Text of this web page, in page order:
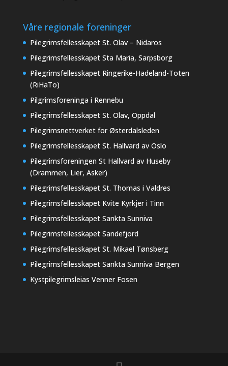
Våre regionale foreninger
Pilegrimsfellesskapet St. Olav – Nidaros
Pilegrimsfellesskapet Sta Maria, Sarpsborg
Pilegrimsfellesskapet Ringerike-Hadeland-Toten
(RiHaTo)
Pilgrimsforeninga i Rennebu
Pilegrimsfellesskapet St. Olav, Oppdal
Pilegrimsnettverket for Østerdalsleden
Pilegrimsfellesskapet St. Hallvard av Oslo
Pilegrimsforeningen St Hallvard av Huseby
(Drammen, Lier, Asker)
Pilegrimsfellesskapet St. Thomas i Valdres
Pilegrimsfellesskapet Kvite Kyrkjer i Tinn
Pilegrimsfellesskapet Sankta Sunniva
Pilegrimsfellesskapet Sandefjord
Pilegrimsfellesskapet St. Mikael Tønsberg
Pilegrimsfellesskapet Sankta Sunniva Bergen
Kystpilegrimsleias Venner Fosen